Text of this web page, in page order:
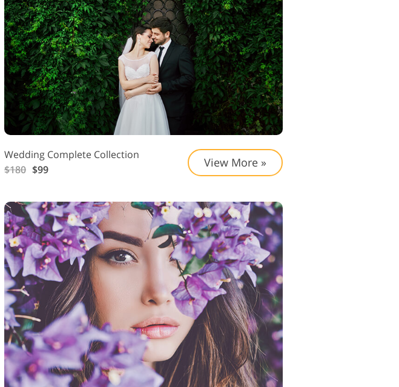
AI-koulutusdata Videoeditointipalvelut
Wedding Complete Collection
$180 $99
View More »